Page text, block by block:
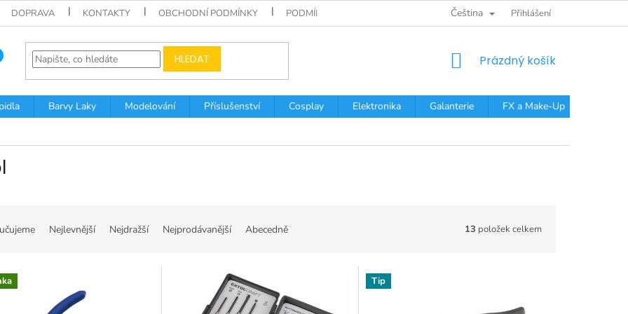
DOPRAVA KONTAKTY OBCHODNÍ PODMÍNKY PODMÍNKY OCHRANY OSOBNÍCH ÚDAJŮČeština Přihlášení
HLEDAT
NÁKUPNÍ
Prázdný košík
Barvy Laky Modelování Příslušenství Cosplay Elektronika Galanterie FX a Make-Up
Nejlevnější Nejdražší Nejprodávanější Abecedně 13 položek celkem
Tip